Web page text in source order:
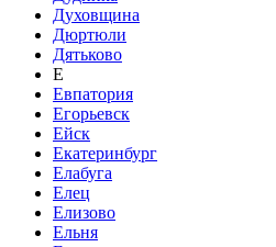
Духовщина
Дюртюли
Дятьково
Е
Евпатория
Егорьевск
Ейск
Екатеринбург
Елабуга
Елец
Елизово
Ельня